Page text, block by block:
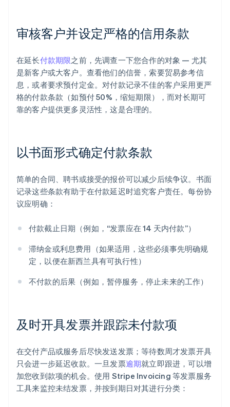
审核客户并设定严格的信用条款
在延长付款期限之前，先调查一下您合作的对象 — 尤其
是新客户或大客户。查看他们的信誉，索要贸易参考信
息，或者要求预付定金。对付款记录不佳的客户采用更严
格的付款条款（如预付 50%，缩短期限），而对长期可
靠的客户提供更多灵活性，这是合理的。
以书面形式确定付款条款
简单的合同、聘书或接受的报价可以减少后续争议。书面
记录这些条款有助于在付款延迟时追究客户责任。每份协
议应明确：
付款截止日期（例如，“发票应在 14 天内付款”）
滞纳金或利息费用（如果适用，这些必须事先明确规
定，以便在新西兰具有可执行性）
不付款的后果（例如，暂停服务，停止未来的工作）
及时开具发票并跟踪未付款项
在交付产品或服务后尽快发送发票；等待数周才发票开具
只会进一步延迟收款。一旦发票逾期就立即跟进，可以增
加您收到款项的机会。使用 Stripe Invoicing 等发票服务
工具来监控未结发票，并按到期日对其进行分类：